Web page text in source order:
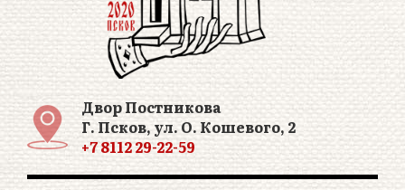
Двор Постникова
Г. Псков, ул. О. Кошевого, 2
+7 8112 29-22-59